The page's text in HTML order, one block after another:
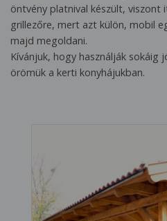
öntvény platnival készült, viszont
grillezőre, mert azt külön, mobil
majd megoldani.
Kívánjuk, hogy használják sokáig
örömük a kerti konyhájukban.